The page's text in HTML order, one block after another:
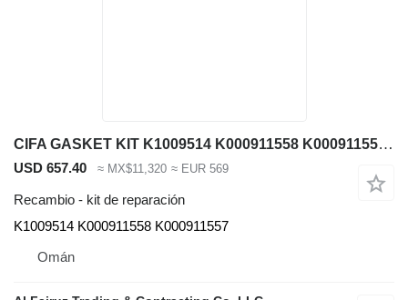
CIFA GASKET KIT K1009514 K000911558 K000911557 kit de reparación para maquinaria de construcción
USD 657.40 ≈ MX$11,320 ≈ EUR 569
Recambio - kit de reparación
K1009514 K000911558 K000911557
Omán